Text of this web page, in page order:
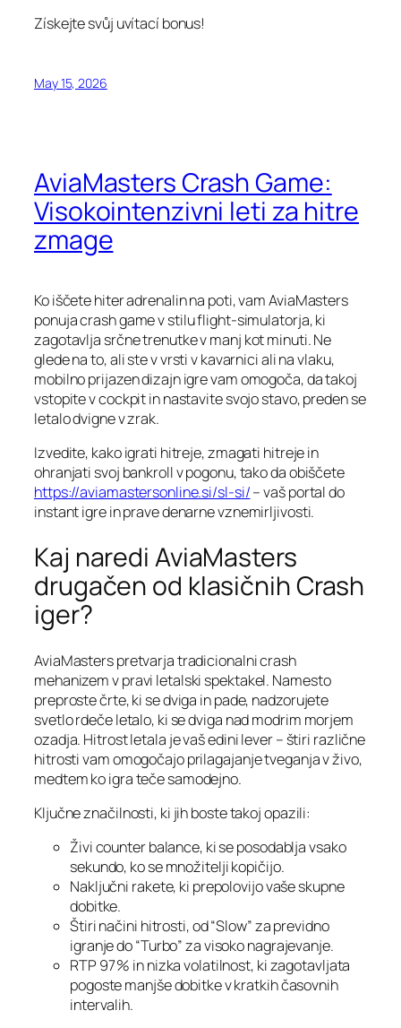
Získejte svůj uvítací bonus!
May 15, 2026
AviaMasters Crash Game:
Visokointenzivni leti za hitre
zmage
Ko iščete hiter adrenalin na poti, vam AviaMasters
ponuja crash game v stilu flight‑simulatorja, ki
zagotavlja srčne trenutke v manj kot minuti. Ne
glede na to, ali ste v vrsti v kavarnici ali na vlaku,
mobilno prijazen dizajn igre vam omogoča, da takoj
vstopite v cockpit in nastavite svojo stavo, preden se
letalo dvigne v zrak.
Izvedite, kako igrati hitreje, zmagati hitreje in
ohranjati svoj bankroll v pogonu, tako da obiščete
https://aviamastersonline.si/sl-si/– vaš portal do
instant igre in prave denarne vznemirljivosti.
Kaj naredi AviaMasters
drugačen od klasičnih Crash
iger?
AviaMasters pretvarja tradicionalni crash
mehanizem v pravi letalski spektakel. Namesto
preproste črte, ki se dviga in pade, nadzorujete
svetlo rdeče letalo, ki se dviga nad modrim morjem
ozadja. Hitrost letala je vaš edini lever – štiri različne
hitrosti vam omogočajo prilagajanje tveganja v živo,
medtem ko igra teče samodejno.
Ključne značilnosti, ki jih boste takoj opazili:
Živi counter balance, ki se posodablja vsako
sekundo, ko se množitelji kopičijo.
Naključni rakete, ki prepolovijo vaše skupne
dobitke.
Štiri načini hitrosti, od “Slow” za previdno
igranje do “Turbo” za visoko nagrajevanje.
RTP 97 % in nizka volatilnost, ki zagotavljata
pogoste manjše dobitke v kratkih časovnih
intervalih.